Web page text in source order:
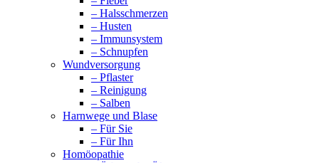
– Halsschmerzen
– Husten
– Immunsystem
– Schnupfen
Wundversorgung
– Pflaster
– Reinigung
– Salben
Harnwege und Blase
– Für Sie
– Für Ihn
Homöopathie